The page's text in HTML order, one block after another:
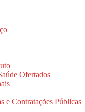
Ofertados
e Contratações Públicas